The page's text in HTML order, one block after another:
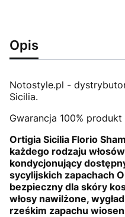
Opis
Notostyle.pl -
Sicilia.
Gwarancja 100%
Ortigia Sicilia Florio
każdego rodzaju
kondycjonujący
sycylijskich zapachach
bezpieczny dla skóry
włosy nawilżone,
rześkim zapachu